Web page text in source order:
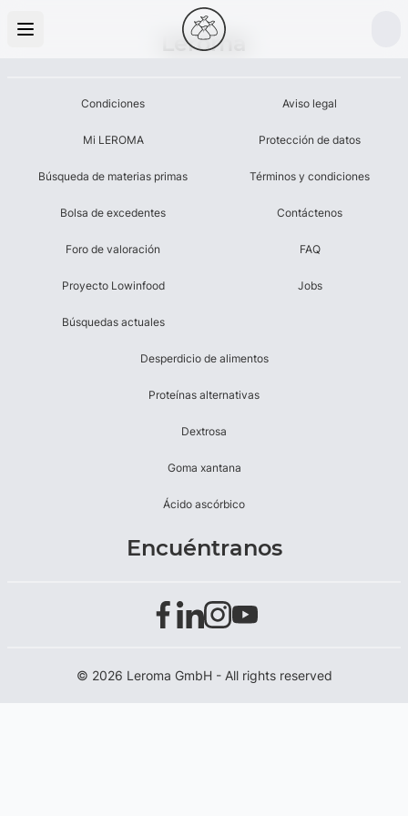
Leroma
Condiciones
Mi LEROMA
Búsqueda de materias primas
Bolsa de excedentes
Foro de valoración
Proyecto Lowinfood
Búsquedas actuales
Aviso legal
Protección de datos
Términos y condiciones
Contáctenos
FAQ
Jobs
Desperdicio de alimentos
Proteínas alternativas
Dextrosa
Goma xantana
Ácido ascórbico
Encuéntranos
© 2026 Leroma GmbH - All rights reserved